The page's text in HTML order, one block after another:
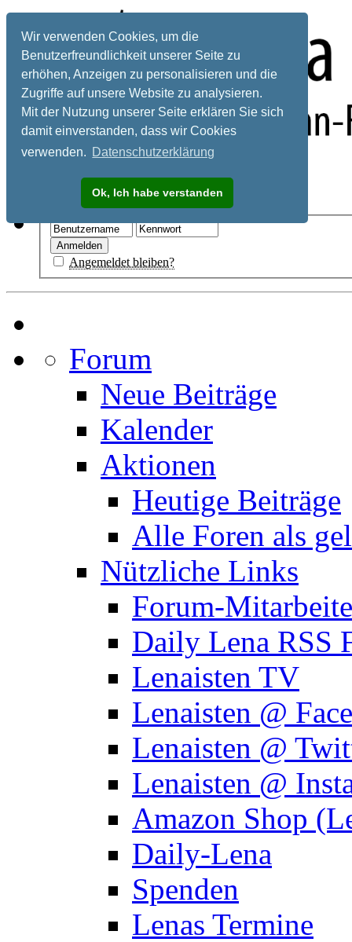
Wir verwenden Cookies, um die
Benutzerfreundlichkeit unserer Seite zu
erhöhen, Anzeigen zu personalisieren und die
Zugriffe auf unsere Website zu analysieren.
Mit der Nutzung unserer Seite erklären Sie sich
damit einverstanden, dass wir Cookies
verwenden. Datenschutzerklärung
Ok, Ich habe verstanden
Registrieren
Angemeldet bleiben?
Forum
Neue Beiträge
Kalender
Aktionen
Heutige Beiträge
Alle Foren als
Nützliche Links
Forum-
Daily Lena RSS
Lenaisten TV
Lenaisten @
Lenaisten @
Lenaisten @
Amazon Shop
Daily-Lena
Spenden
Lenas Termine